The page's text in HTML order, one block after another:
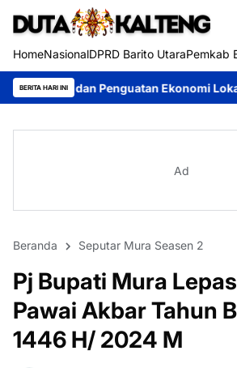
HomeNasionalDPRD Barito UtaraPemkab
BERITA HARI INIEkonomi Lokal
Ad
Beranda Seputar Mura Seasen 2
Pj Bupati Mura
Pawai Akbar Tahun
1446 H/ 2024 M